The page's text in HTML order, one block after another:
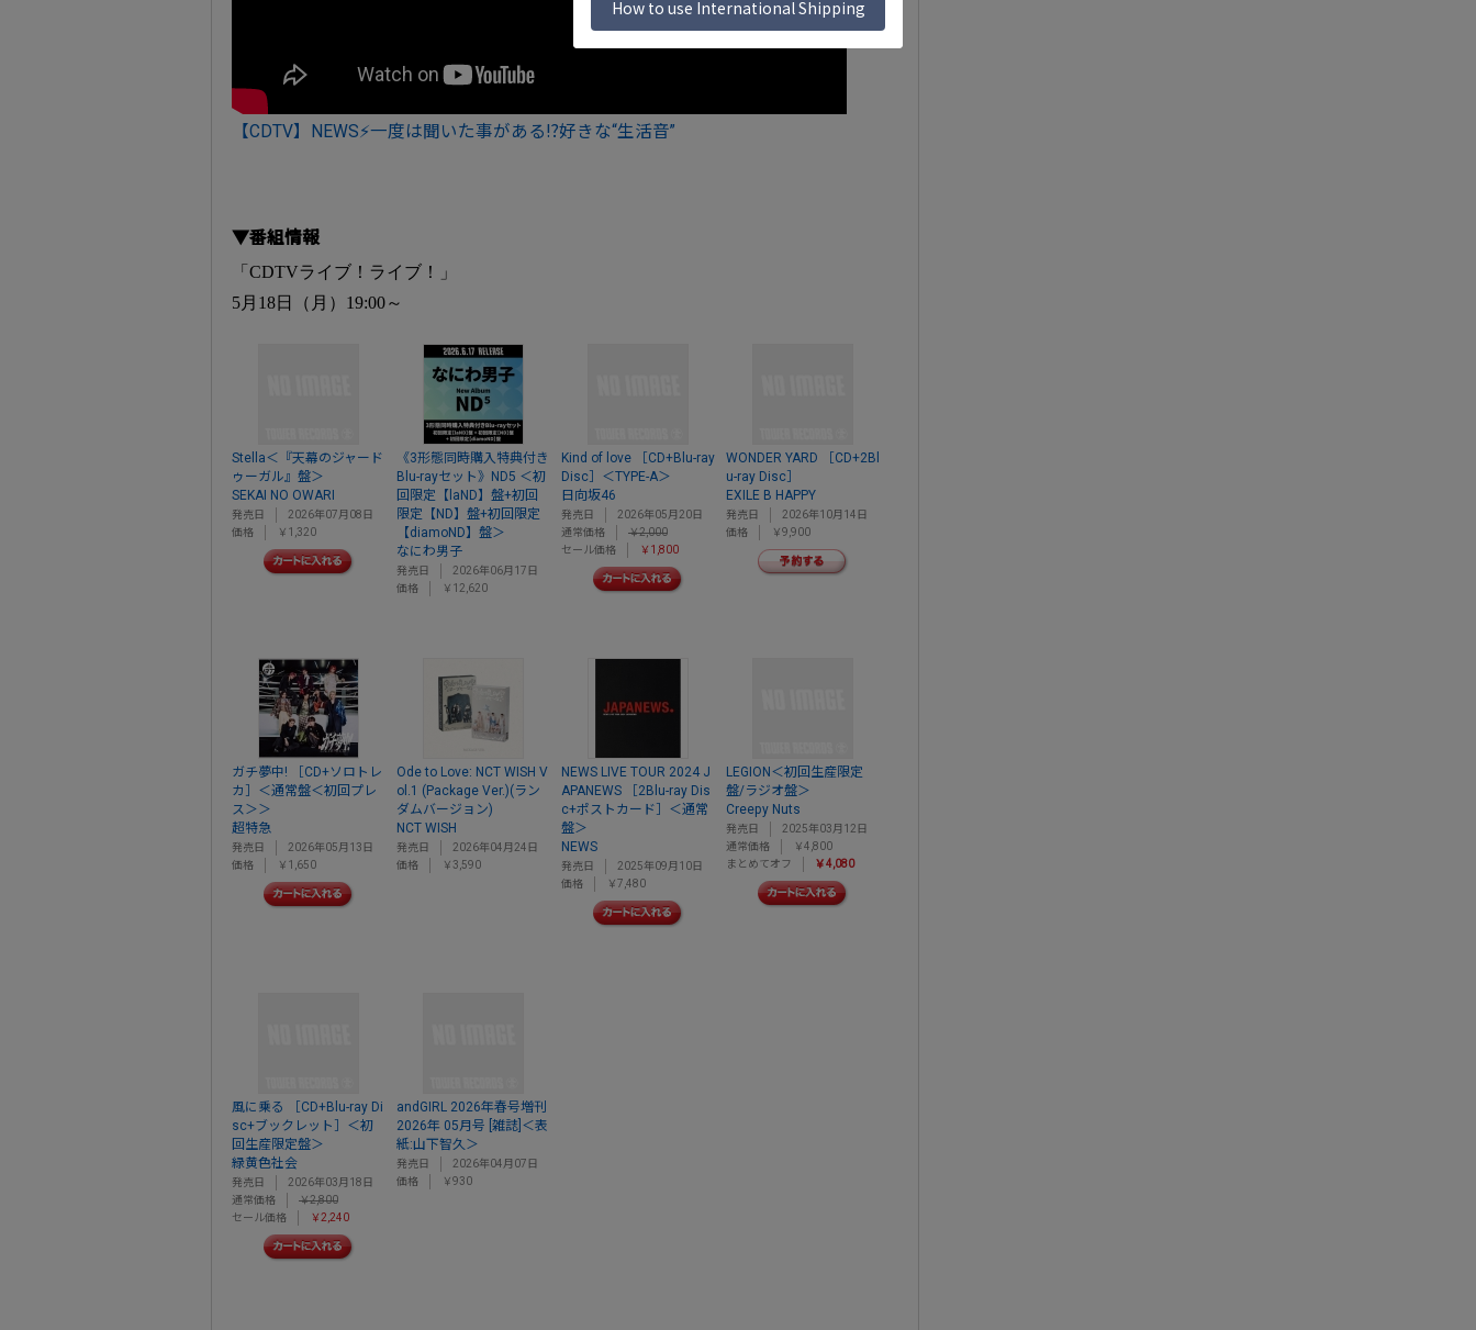
【CDTV】NEWS⚡一度は聞いた事がある⁉️好きな“生活音”
▼番組情報
「CDTVライブ！ライブ！」
5月18日（月）19:00～
Stella＜『天幕のジャード
ゥーガル』盤＞
SEKAI NO OWARI
発売日
2026年07月08日
価格
￥1,320
《3形態同時購入特典付き
Blu-rayセット》ND5 ＜初
回限定【laND】盤+初回
限定【ND】盤+初回限定
【diamoND】盤＞
なにわ男子
発売日
2026年06月17日
価格
￥12,620
Kind of love ［CD+Blu-ray
Disc］＜TYPE-A＞
日向坂46
発売日
2026年05月20日
通常価格
￥2,000
セール価格
￥1,800
WONDER YARD ［CD+2Bl
u-ray Disc］
EXILE B HAPPY
発売日
2026年10月14日
価格
￥9,900
ガチ夢中! ［CD+ソロトレ
カ］＜通常盤＜初回プレ
ス＞＞
超特急
発売日
2026年05月13日
価格
￥1,650
Ode to Love: NCT WISH V
ol.1 (Package Ver.)(ラン
ダムバージョン)
NCT WISH
発売日
2026年04月24日
価格
￥3,590
NEWS LIVE TOUR 2024 J
APANEWS ［2Blu-ray Dis
c+ポストカード］＜通常
盤＞
NEWS
発売日
2025年09月10日
価格
￥7,480
LEGION＜初回生産限定
盤/ラジオ盤＞
Creepy Nuts
発売日
2025年03月12日
通常価格
￥4,800
まとめてオフ
￥4,080
風に乗る ［CD+Blu-ray Di
sc+ブックレット］＜初
回生産限定盤＞
緑黄色社会
発売日
2026年03月18日
通常価格
￥2,800
セール価格
￥2,240
andGIRL 2026年春号増刊
2026年 05月号 [雑誌]＜表
紙:山下智久＞
発売日
2026年04月07日
価格
￥930